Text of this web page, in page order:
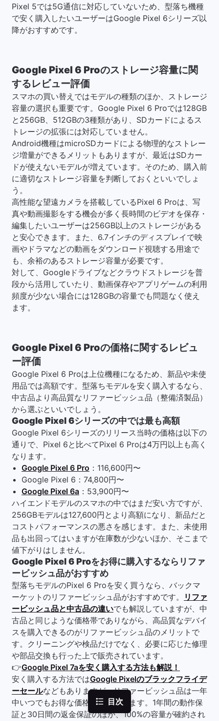
目次
Pixel 5では5G通信に対応していないため、型落ち機種
で安く購入したいユーザーはGoogle Pixel 6シリーズ以
降がおすすめです。
Google Pixel 6 Proのストレージ容量に関
するレビュー評価
スマホの買い替えではモデルの種類のほか、ストレージ
容量の選択も重要です。Google Pixel 6 Proでは128GB
と256GB、512GBの3種類があり、SDカードによるス
トレージの拡張には対応していません。
Android機種はmicroSDカードによる物理的なストレー
ジ増量ができるメリットもありますが、最近はSDカー
ドが使えないモデルが増えています。そのため、購入前
に適切なストレージ容量を判断しておくといいでしょ
う。
高性能な望遠カメラを搭載しているPixel 6 Proは、写
真や動画撮影をする機会が多く長時間のビデオを保存・
編集したいユーザーは256GB以上のストレージがある
と安心できます。また、6.7インチのディスプレイで映
画やドラマなどの動画をダウンロード視聴する用途で
も、余裕のあるストレージ容量が必要です。
対して、Googleドライブなどクラウドストレージを普
段から活用していたり、動画保存やアプリゲームの利用
頻度が少ない場合には128GBの容量でも問題なく使え
ます。
Google Pixel 6 Proの価格に関するレビュ
ー評価
Google Pixel 6 Proは上位機種になるため、新品や未使
用品では高額です。型落ちモデルを安く購入するなら、
中古品より高品質なリファービッシュ品（整備済製品）
から選ぶといいでしょう。
Google Pixel 6シリーズの中では最も高額
Google Pixel 6シリーズのリリース当時の価格は以下の
通りで、Pixel 6と比べてPixel 6 Proは4万円以上も高く
なります。
Google Pixel 6 Pro ：116,600円〜
Google Pixel 6：74,800円〜
Google Pixel 6a ：53,900円〜
ハイエンドモデルのスマホの中ではまだ安い方ですが、
256GBモデルは127,600円とより高額になり、新品だと
コストパフォーマンスの悪さを感じます。また、未使用
品も出回ってはいますが在庫数が少ないほか、そこまで
値下がりはしません。
Google Pixel 6 Proをお得に購入するならリファ
ービッシュ品がおすすめ
型落ちモデルのPixel 6 Proを安く買うなら、バックマ
ーケットのリファービッシュ品がおすすめです。
リファ
ービッシュ品と中古品の違いでも解説していますが、中
古品と同じような価格帯でありながら、高品質なデバイ
スを購入できるのがリファービッシュ品のメリットで
す。クリーニングや検品だけでなく、必要に応じた修理
や部品交換も行った上で販売されています。
👉Google Pixel 7aを安く購入する方法も解説！
安く購入する方法ではGoogle Pixelのブラックフライデ
ーセールなどもありますが、リファービッシュ品は一年
中いつでもお得な価格になっています。1年間の動作保
証と30日間の返金保証のほか、100%の容量が確約され